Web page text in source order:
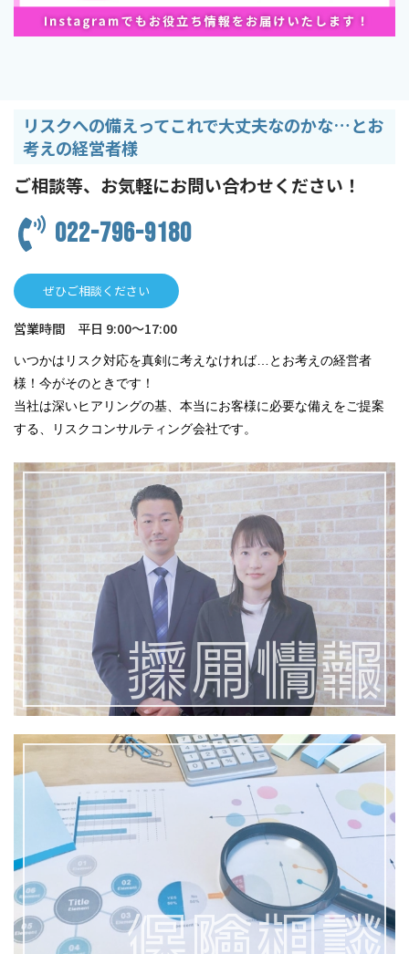
リスクへの備えってこれで大丈夫なのかな…とお
考えの経営者様
ご相談等、お気軽にお問い合わせください！
022-796-9180
ぜひご相談ください
営業時間 平日 9:00～17:00
いつかはリスク対応を真剣に考えなければ…とお考えの経営者
様！今がそのときです！
当社は深いヒアリングの基、本当にお客様に必要な備えをご提案
する、リスクコンサルティング会社です。
採用情報